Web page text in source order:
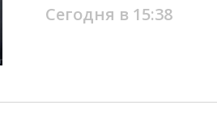
Сегодня в 15:38